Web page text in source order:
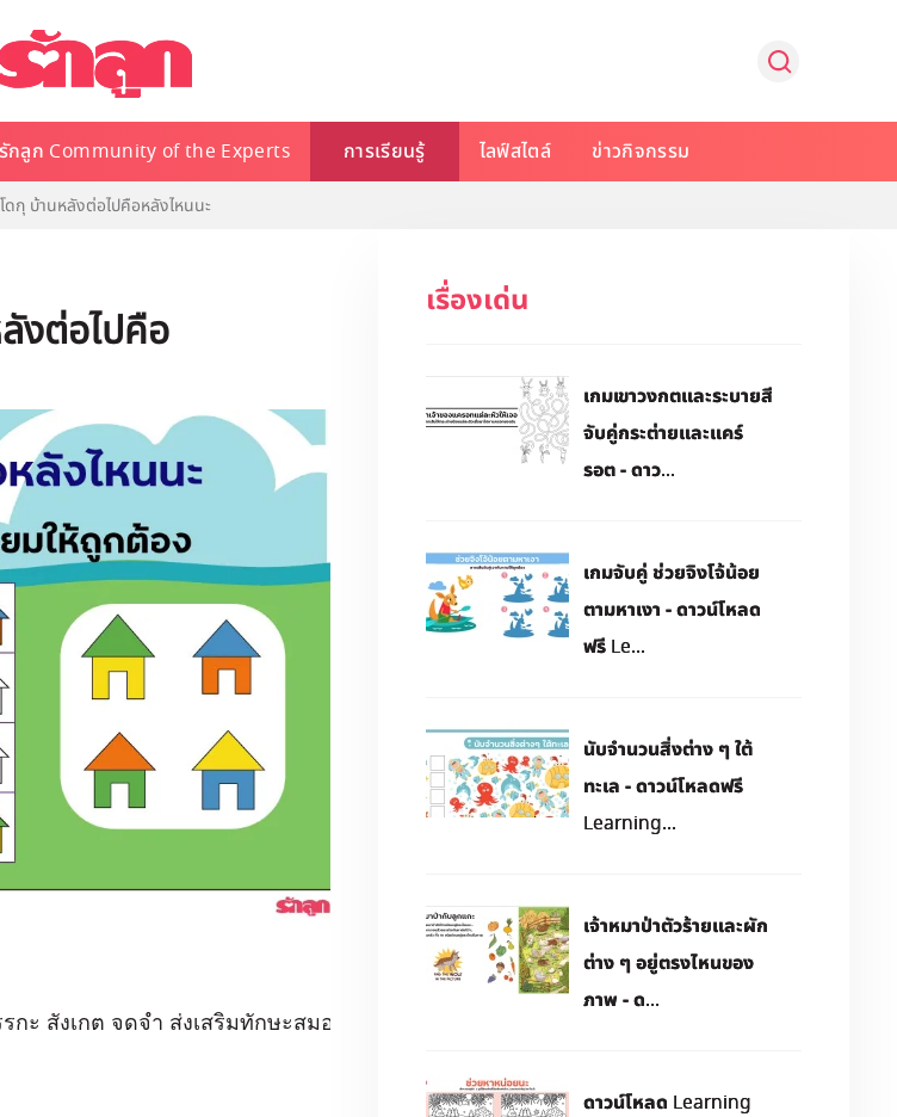
รักลูก Community of the Experts การเรียนรู้ ไลฟ์สไตล์ ข่าวกิจกรรม
ดกุ บ้านหลังต่อไปคือหลังไหนนะ
งต่อไปคือ
ะ สังเกต จดจำ ส่งเสริมทักษะสมอง
เรื่องเด่น
เกมเขาวงกตและระบายสี
จับคู่กระต่ายและแคร์
รอต - ดาว...
เกมจับคู่ ช่วยจิงโจ้น้อย
ตามหาเงา - ดาวน์โหลด
ฟรี Le...
นับจำนวนสิ่งต่าง ๆ ใต้
ทะเล - ดาวน์โหลดฟรี
Learning...
เจ้าหมาป่าตัวร้ายและผัก
ต่าง ๆ อยู่ตรงไหนของ
ภาพ - ด...
ดาวน์โหลด Learning